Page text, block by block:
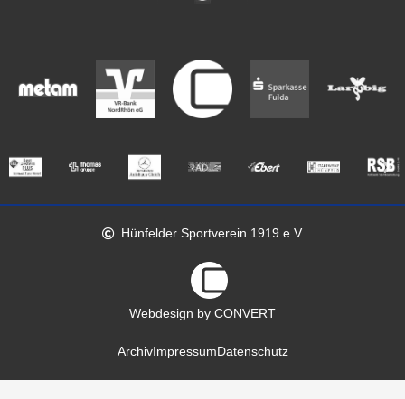
Hünfelder Sportverein 1919 e.V.
Webdesign by CONVERT
ArchivImpressumDatenschutz